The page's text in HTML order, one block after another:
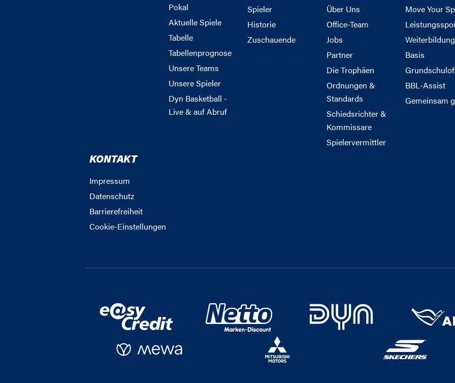
Pokal
Aktuelle Spiele
Tabelle
Tabellenprognose
Unsere Teams
Unsere Spieler
Dyn Basketball -
Live & auf Abruf
Spieler
Historie
Zuschauende
Über Uns
Office-Team
Jobs
Partner
Die Trophäen
Ordnungen &
Standards
Schiedsrichter &
Kommissare
Spielervermittler
Move Your
Weiterbildung
Basis
BBL-Assist
Gemeinsam
KONTAKT
Impressum
Datenschutz
Barrierefreiheit
Cookie-Einstellungen